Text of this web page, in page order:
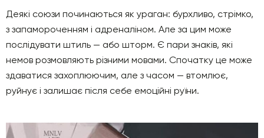
Деякі союзи починаються як ураган: бурхливо, стрімко,
з запамороченням і адреналіном. Але за цим може
послідувати штиль — або шторм. Є пари знаків, які
немов розмовляють різними мовами. Спочатку це може
здаватися захоплюючим, але з часом — втомлює,
руйнує і залишає після себе емоційні руїни.